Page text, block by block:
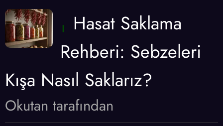
Hasat Saklama
Rehberi: Sebzeleri
Kışa Nasıl Saklarız?
Okutan tarafından